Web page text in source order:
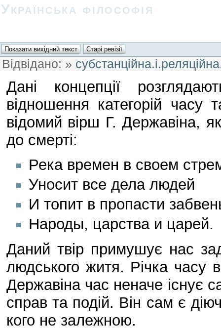
Українська філософія
Відвідано: »
Дані концепції
відношення категорій часу
відомий вірш Г. Державіна,
до смерті:
Река времен в своем
Уносит все дела людей
И топит в пропасти
Народы, царства и царей.
Даний твір примушує нас
людського житя. Річка часу
Державіна час неначе існує
справ та подій. Він сам є
кого не залежною.